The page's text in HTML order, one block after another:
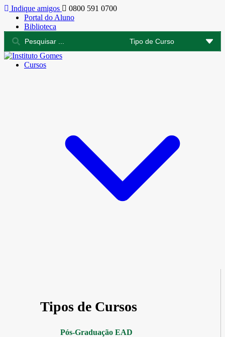
Indique amigos
0800 591 0700
Portal do Aluno
Biblioteca
Cursos
Tipos de Cursos
Pós-Graduação EAD